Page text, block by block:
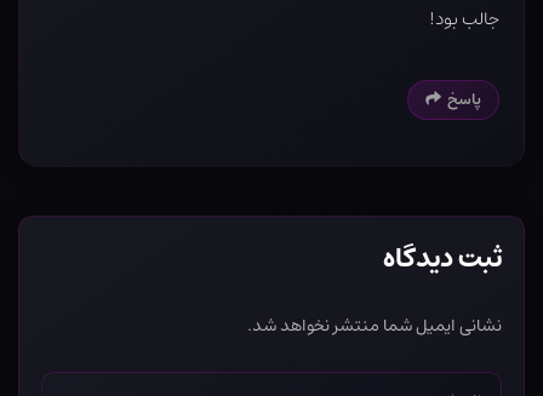
جالب بود!
پاسخ
ثبت دیدگاه
نشانی ایمیل شما منتشر نخواهد شد.
نام